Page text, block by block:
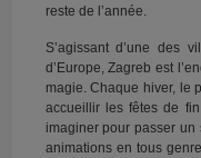
reste de l’année.
S’agissant d’une des
d’Europe, Zagreb est
magie. Chaque hiver, le
accueillir les fêtes de
imaginer pour passer
animations en tous